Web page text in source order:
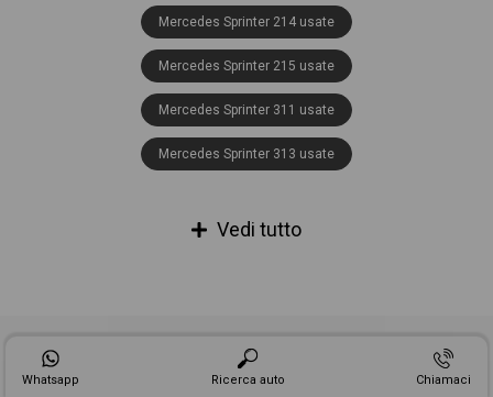
Mercedes Sprinter 214 usate
Mercedes Sprinter 215 usate
Mercedes Sprinter 311 usate
Mercedes Sprinter 313 usate
Mercedes Sprinter 315 usate
Mercedes Sprinter 319 usate
Vedi tutto
Selezionato Top Dealers Italia
Whatsapp Ricerca auto Chiamaci